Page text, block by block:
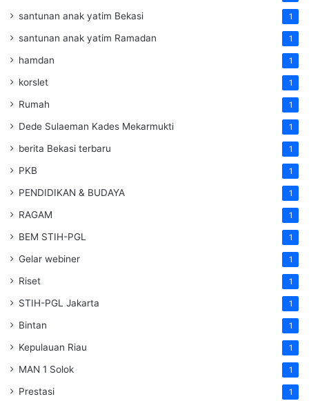
santunan anak yatim Bekasi 1
santunan anak yatim Ramadan 1
hamdan 1
korslet 1
Rumah 1
Dede Sulaeman Kades Mekarmukti 1
berita Bekasi terbaru 1
PKB 1
PENDIDIKAN & BUDAYA 1
RAGAM 1
BEM STIH-PGL 1
Gelar webiner 1
Riset 1
STIH-PGL Jakarta 1
Bintan 1
Kepulauan Riau 1
MAN 1 Solok 1
Prestasi 1